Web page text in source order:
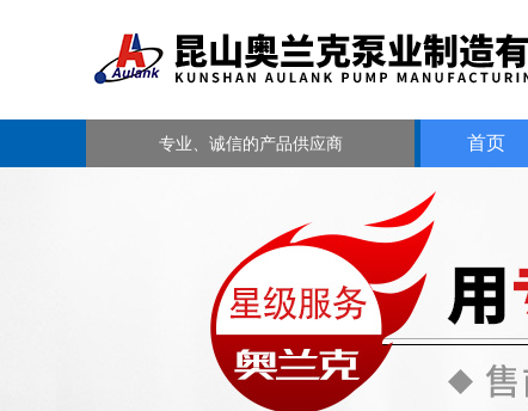
专业、诚信的产品供应商 首页